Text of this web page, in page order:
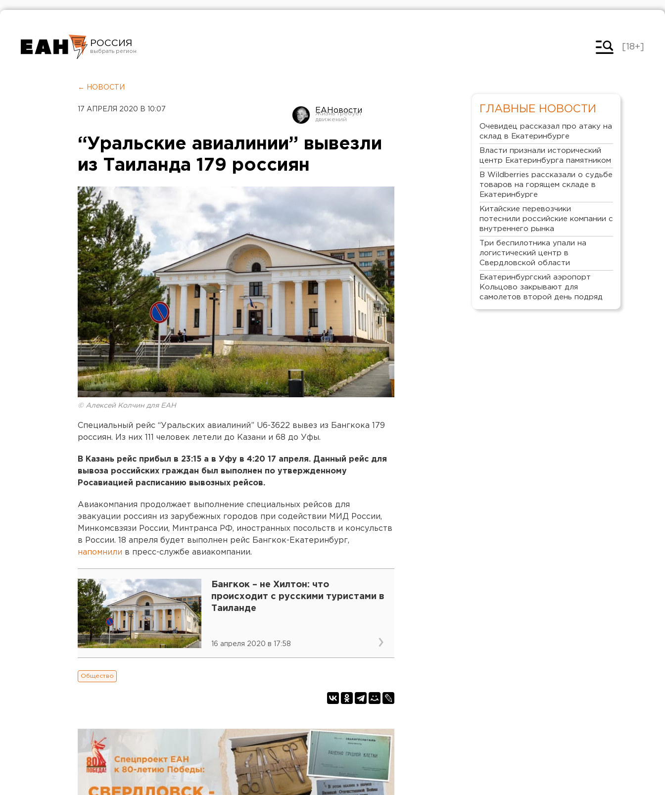
РОССИЯ
Челябинск
[18+]
← НОВОСТИ
17 АПРЕЛЯ 2020 В 10:07 ЕАНовости
“Уральские авиалинии” вывезли
из Таиланда 179 россиян
© Алексей Колчин для ЕАН
Специальный рейс “Уральских авиалиний” U6-3622 вывез из Бангкока 179
россиян. Из них 111 человек летели до Казани и 68 до Уфы.
В Казань рейс прибыл в 23:15 а в Уфу в 4:20 17 апреля. Данный рейс для
вывоза российских граждан был выполнен по утвержденному
Росавиацией расписанию вывозных рейсов.
Авиакомпания продолжает выполнение специальных рейсов для
эвакуации россиян из зарубежных городов при содействии МИД России,
Минкомсвзязи России, Минтранса РФ, иностранных посольств и консульств
в России. 18 апреля будет выполнен рейс Бангкок-Екатеринбург,
напомнили в пресс-службе авиакомпании.
Бангкок – не Хилтон: что
происходит с русскими туристами в
Таиланде
16 апреля 2020 в 17:58
Общество
ГЛАВНЫЕ НОВОСТИ
Очевидец рассказал про атаку на
склад в Екатеринбурге
Власти признали исторический
центр Екатеринбурга памятником
В Wildberries рассказали о судьбе
товаров на горящем складе в
Екатеринбурге
Китайские перевозчики
потеснили российские компании с
внутреннего рынка
Три беспилотника упали на
логистический центр в
Свердловской области
Екатеринбургский аэропорт
Кольцово закрывают для
самолетов второй день подряд